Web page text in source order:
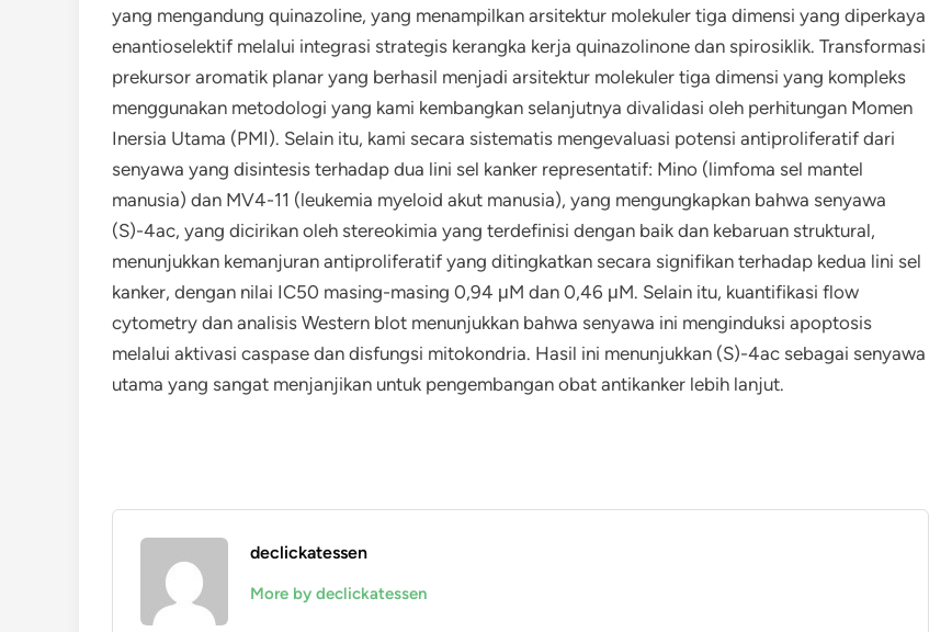
yang mengandung quinazoline, yang menampilkan arsitektur molekuler tiga dimensi yang diperkaya
enantioselektif melalui integrasi strategis kerangka kerja quinazolinone dan spirosiklik. Transformasi
prekursor aromatik planar yang berhasil menjadi arsitektur molekuler tiga dimensi yang kompleks
menggunakan metodologi yang kami kembangkan selanjutnya divalidasi oleh perhitungan Momen
Inersia Utama (PMI). Selain itu, kami secara sistematis mengevaluasi potensi antiproliferatif dari
senyawa yang disintesis terhadap dua lini sel kanker representatif: Mino (limfoma sel mantel
manusia) dan MV4-11 (leukemia myeloid akut manusia), yang mengungkapkan bahwa senyawa
(S)-4ac, yang dicirikan oleh stereokimia yang terdefinisi dengan baik dan kebaruan struktural,
menunjukkan kemanjuran antiproliferatif yang ditingkatkan secara signifikan terhadap kedua lini sel
kanker, dengan nilai IC50 masing-masing 0,94 μM dan 0,46 μM. Selain itu, kuantifikasi flow
cytometry dan analisis Western blot menunjukkan bahwa senyawa ini menginduksi apoptosis
melalui aktivasi caspase dan disfungsi mitokondria. Hasil ini menunjukkan (S)-4ac sebagai senyawa
utama yang sangat menjanjikan untuk pengembangan obat antikanker lebih lanjut.
declickatessen
More by declickatessen